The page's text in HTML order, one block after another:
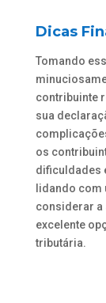
Dicas
Tomando
contribuinte
sua
os
dificuldades
lidando com
considerar a
excelente
tributária.